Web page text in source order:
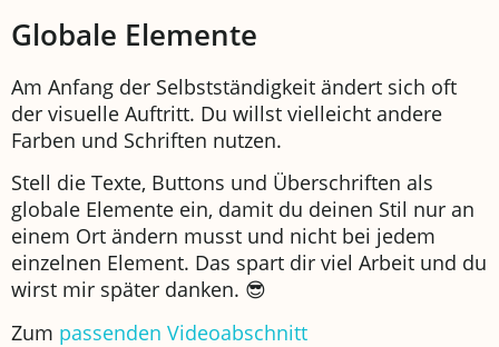
Globale Elemente
Am Anfang der Selbstständigkeit ändert sich oft
der visuelle Auftritt. Du willst vielleicht andere
Farben und Schriften nutzen.
Stell die Texte, Buttons und Überschriften als
globale Elemente ein, damit du deinen Stil nur an
einem Ort ändern musst und nicht bei jedem
einzelnen Element. Das spart dir viel Arbeit und du
wirst mir später danken. 😎
Zum passenden Videoabschnitt